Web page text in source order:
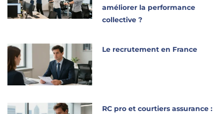
améliorer la performance
collective ?
Le recrutement en France
RC pro et courtiers assurance :